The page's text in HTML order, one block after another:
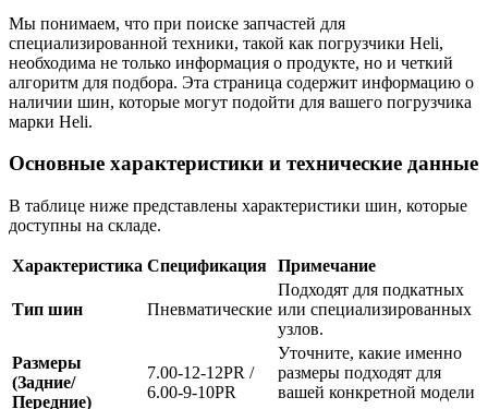
Мы понимаем, что при поиске запчастей для
специализированной техники, такой как погрузчики Heli,
необходима не только информация о продукте, но и четкий
алгоритм для подбора. Эта страница содержит информацию о
наличии шин, которые могут подойти для вашего погрузчика
марки Heli.
Основные характеристики и технические данные
В таблице ниже представлены характеристики шин, которые
доступны на складе.
Характеристика Спецификация Примечание
Тип шин Пневматические
Подходят для подкатных
или специализированных
узлов.
Размеры
(Задние/
Передние)
7.00-12-12PR /
6.00-9-10PR
Уточните, какие именно
размеры подходят для
вашей конкретной модели